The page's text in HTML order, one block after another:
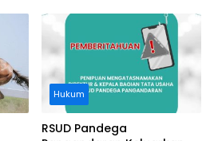
Pantai
Hukum
RSUD Pandega